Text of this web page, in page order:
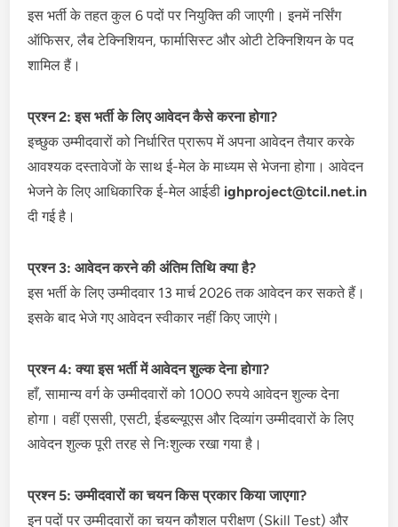
इस भर्ती के तहत कुल 6 पदों पर नियुक्ति की जाएगी। इनमें नर्सिंग
ऑफिसर, लैब टेक्निशियन, फार्मासिस्ट और ओटी टेक्निशियन के पद
शामिल हैं।
प्रश्न 2: इस भर्ती के लिए आवेदन कैसे करना होगा?
इच्छुक उम्मीदवारों को निर्धारित प्रारूप में अपना आवेदन तैयार करके
आवश्यक दस्तावेजों के साथ ई-मेल के माध्यम से भेजना होगा। आवेदन
भेजने के लिए आधिकारिक ई-मेल आईडी ighproject@tcil.net.in
दी गई है।
प्रश्न 3: आवेदन करने की अंतिम तिथि क्या है?
इस भर्ती के लिए उम्मीदवार 13 मार्च 2026 तक आवेदन कर सकते हैं।
इसके बाद भेजे गए आवेदन स्वीकार नहीं किए जाएंगे।
प्रश्न 4: क्या इस भर्ती में आवेदन शुल्क देना होगा?
हाँ, सामान्य वर्ग के उम्मीदवारों को 1000 रुपये आवेदन शुल्क देना
होगा। वहीं एससी, एसटी, ईडब्ल्यूएस और दिव्यांग उम्मीदवारों के लिए
आवेदन शुल्क पूरी तरह से निःशुल्क रखा गया है।
प्रश्न 5: उम्मीदवारों का चयन किस प्रकार किया जाएगा?
इन पदों पर उम्मीदवारों का चयन कौशल परीक्षण (Skill Test) और